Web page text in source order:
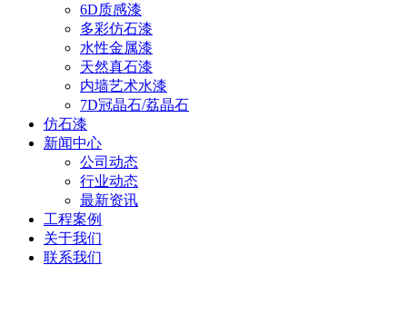
6D质感漆
多彩仿石漆
水性金属漆
天然真石漆
内墙艺术水漆
7D冠晶石/荔晶石
仿石漆
新闻中心
公司动态
行业动态
最新资讯
工程案例
关于我们
联系我们